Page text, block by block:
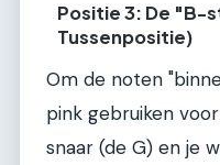
Positie 3: De "B-
Tussenpositie)
Om de noten
pink gebruiken
snaar (de G) en je